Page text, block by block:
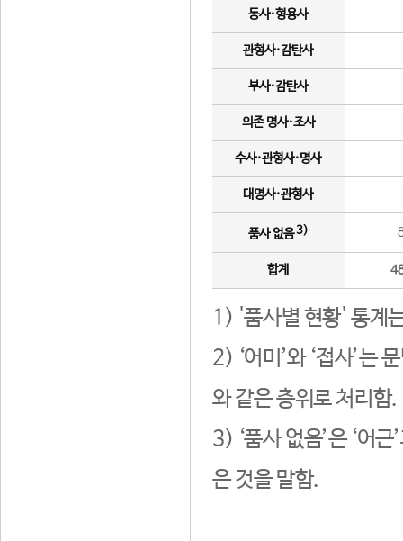
동사·형용사
관형사·감탄사
부사·감탄사
의존 명사·조사
수사·관형사·명사
대명사·관형사
품사 없음3)
합계
1) '품사별 현황' 통계
2) ‘어미’와 ‘접사’는
와 같은 층위로 처리함.
3) ‘품사 없음’은 ‘어
은 것을 말함.